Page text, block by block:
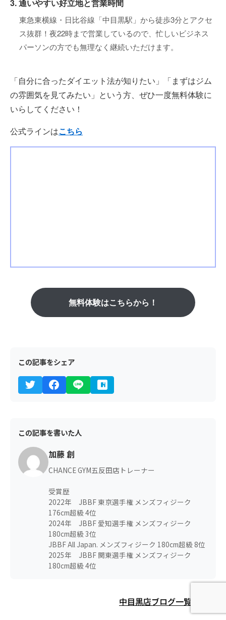
3. 通いやすい好立地と営業時間
東急東横線・日比谷線「中目黒駅」から徒歩3分とアクセ
ス抜群！夜22時まで営業しているので、忙しいビジネス
パーソンの方でも無理なく継続いただけます。
「自分に合ったダイエット法が知りたい」「まずはジム
の雰囲気を見てみたい」という方、ぜひ一度無料体験に
いらしてください！
公式ラインはこちら
無料体験はこちらから！
この記事をシェア
この記事を書いた人
加藤 創
CHANCE GYM五反田店トレーナー
受賞歴
2022年 JBBF 東京選手権 メンズフィジーク
176cm超級 4位
2024年 JBBF 愛知選手権 メンズフィジーク
180cm超級 3位
JBBF All Japan. メンズフィジーク 180cm超級 8位
2025年 JBBF 関東選手権 メンズフィジーク
180cm超級 4位
中目黒店ブログ一覧に戻る